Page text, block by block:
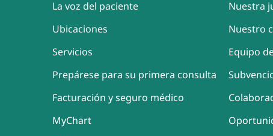
La voz del paciente
Ubicaciones
Servicios
Prepárese para su primera consulta
Facturación y seguro médico
MyChart
Nuestra
Nuestro
Equipo